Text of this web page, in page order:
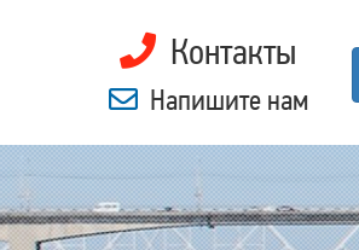
Контакты
Напишите нам